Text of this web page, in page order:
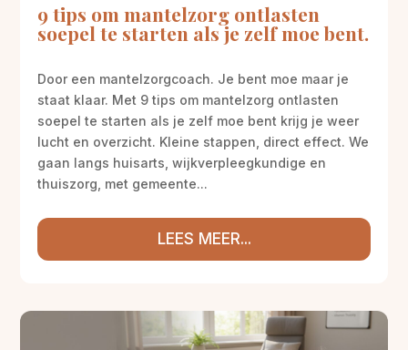
9 tips om mantelzorg ontlasten
soepel te starten als je zelf moe bent.
Door een mantelzorgcoach. Je bent moe maar je
staat klaar. Met 9 tips om mantelzorg ontlasten
soepel te starten als je zelf moe bent krijg je weer
lucht en overzicht. Kleine stappen, direct effect. We
gaan langs huisarts, wijkverpleegkundige en
thuiszorg, met gemeente...
LEES MEER...